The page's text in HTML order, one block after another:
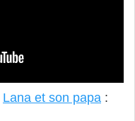
Lana et son papa :